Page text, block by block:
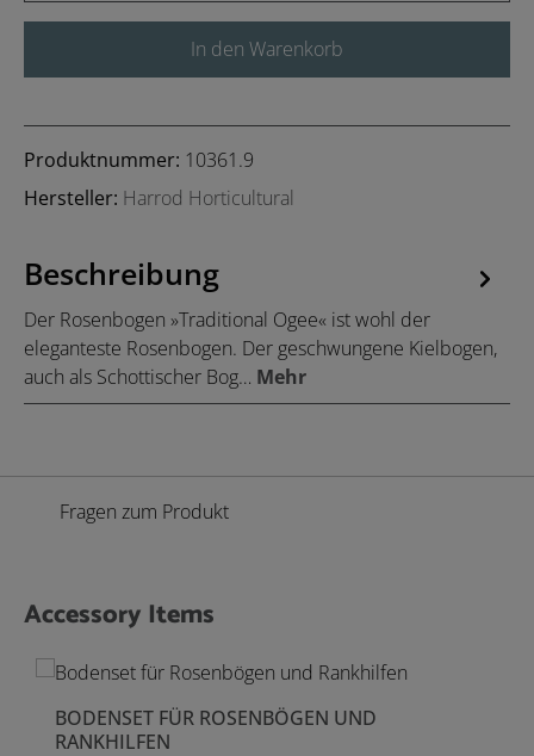
In den Warenkorb
Produktnummer: 10361.9
Hersteller: Harrod Horticultural
Beschreibung
Der Rosenbogen »Traditional Ogee« ist wohl der
eleganteste Rosenbogen. Der geschwungene Kielbogen,
auch als Schottischer Bog… Mehr
Fragen zum Produkt
Produktgalerie überspringen
Accessory Items
BODENSET FÜR ROSENBÖGEN UND
RANKHILFEN